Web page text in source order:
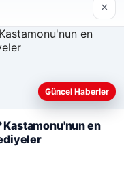
anlayabilmek,
×
Güncel Haberler
en